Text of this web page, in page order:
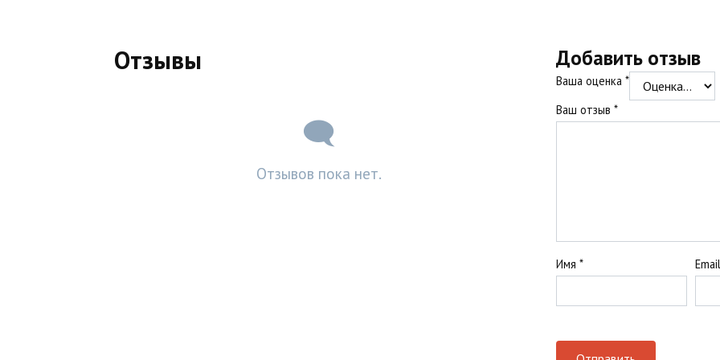
Отзывы
Отзывов пока нет.
Добавить отзыв
Ваша оценка *
Ваш отзыв *
Имя *